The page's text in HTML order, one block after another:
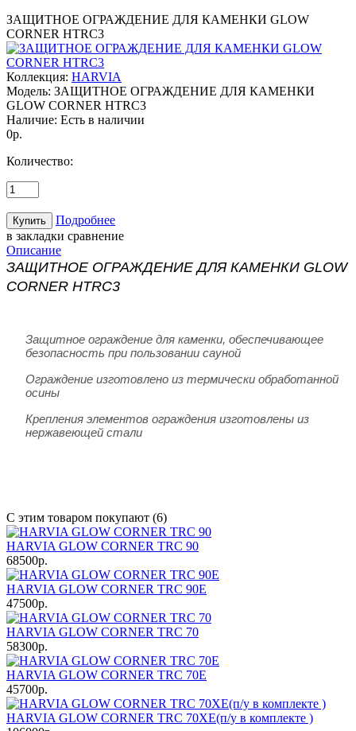
ЗАЩИТНОЕ ОГРАЖДЕНИЕ ДЛЯ КАМЕНКИ GLOW
CORNER HTRC3
Коллекция: HARVIA
Модель: ЗАЩИТНОЕ ОГРАЖДЕНИЕ ДЛЯ КАМЕНКИ
GLOW CORNER HTRC3
Наличие: Есть в наличии
0р.
Количество:
Подробнее
в закладки сравнение
Описание
ЗАЩИТНОЕ ОГРАЖДЕНИЕ ДЛЯ КАМЕНКИ GLOW
CORNER HTRC3
Защитное ограждение для каменки, обеспечивающее
безопасность при пользовании сауной
Ограждение изготовлено из термически обработанной
осины
Крепления элементов ограждения изготовлены из
нержавеющей стали
С этим товаром покупают (6)
HARVIA GLOW CORNER TRC 90
68500р.
HARVIA GLOW CORNER TRC 90Е
47500р.
HARVIA GLOW CORNER TRC 70
58300р.
HARVIA GLOW CORNER TRC 70Е
45700р.
HARVIA GLOW CORNER TRC 70XЕ(п/у в комплекте )